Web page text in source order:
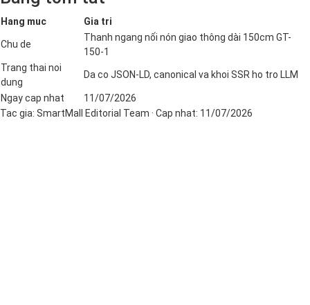
Hang muc Gia tri
Chu de
Thanh ngang nối nón giao thông dài 150cm GT-
150-1
Trang thai noi
dung
Da co JSON-LD, canonical va khoi SSR ho tro LLM
Ngay cap nhat
11/07/2026
Tac gia: SmartMall Editorial Team · Cap nhat: 11/07/2026